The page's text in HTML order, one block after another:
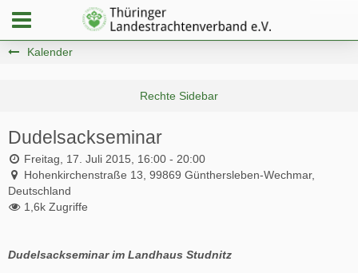
Kalender
Dudelsackseminar
Freitag, 17. Juli 2015, 16:00 - 20:00
Hohenkirchenstraße 13, 99869 Günthersleben-Wechmar,
Deutschland
1,6k Zugriffe
Dudelsackseminar im Landhaus Studnitz